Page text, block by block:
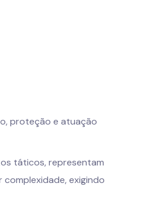
proteção e atuação
táticos, representam
exigindo